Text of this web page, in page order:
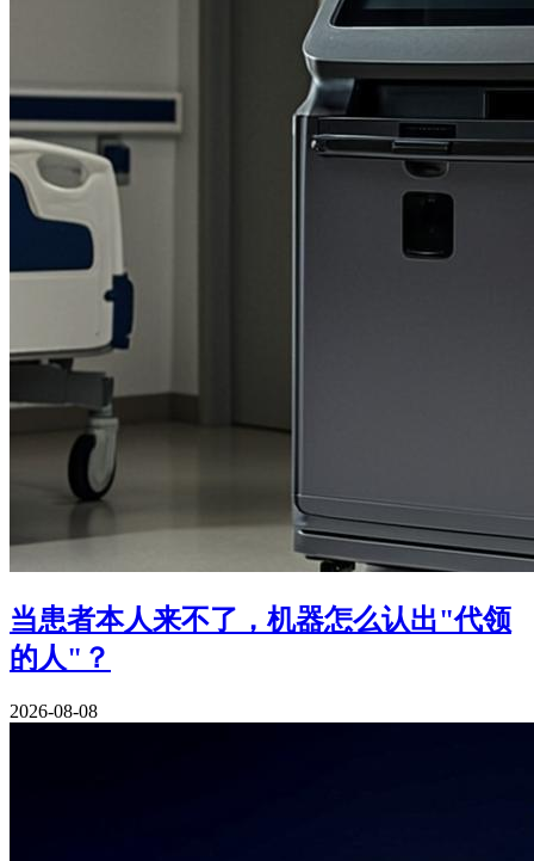
当患者本人来不了，机器怎么认出"代领
的人"？
2026-08-08